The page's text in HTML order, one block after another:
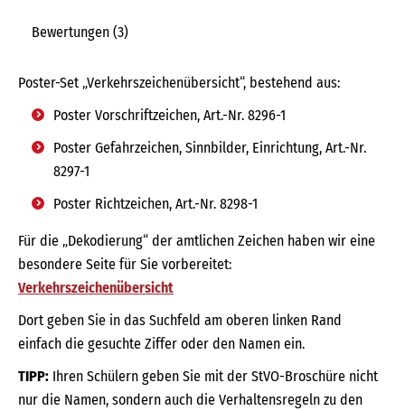
Bewertungen (3)
Poster-Set „Verkehrszeichenübersicht“, bestehend aus:
Poster Vorschriftzeichen, Art.-Nr. 8296-1
Poster Gefahrzeichen, Sinnbilder, Einrichtung, Art.-Nr.
8297-1
Poster Richtzeichen, Art.-Nr. 8298-1
Für die „Dekodierung“ der amtlichen Zeichen haben wir eine
besondere Seite für Sie vorbereitet:
Verkehrszeichenübersicht
Dort geben Sie in das Suchfeld am oberen linken Rand
einfach die gesuchte Ziffer oder den Namen ein.
TIPP: Ihren Schülern geben Sie mit der StVO-Broschüre nicht
nur die Namen, sondern auch die Verhaltensregeln zu den